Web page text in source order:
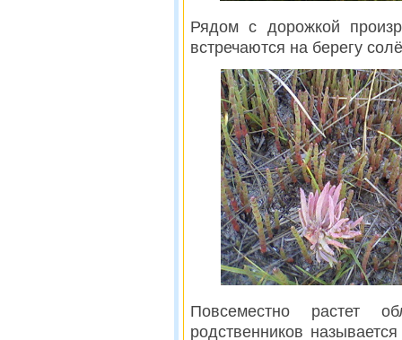
Рядом с дорожкой
встречаются на берегу
Повсеместно растет
родственников